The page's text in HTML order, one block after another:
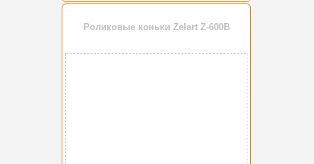
Роликовые коньки Zelart Z-600B